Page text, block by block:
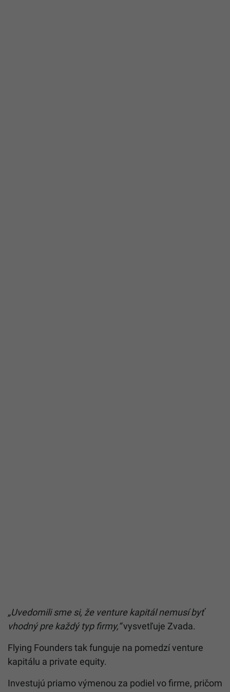
„Uvedomili sme si, že venture kapitál nemusí byť
vhodný pre každý typ firmy,“vysvetľuje Zvada.
Flying Founders tak funguje na pomedzí venture
kapitálu a private equity.
Investujú priamo výmenou za podiel vo firme, pričom